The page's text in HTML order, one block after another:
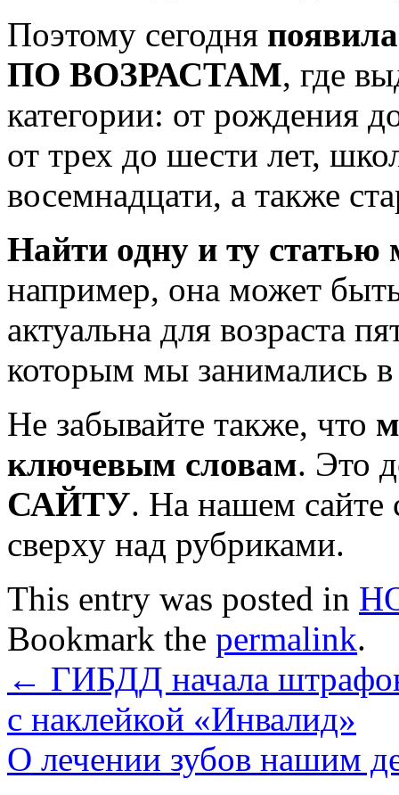
Поэтому сегодня
ПО ВОЗРАСТАМ, где
категории: от рождения
от трех до шести лет,
восемнадцати, а также
Найти одну и ту
например, она может
актуальна для возраста
которым мы занимались в
Не забывайте также, что
ключевым словам. Это
САЙТУ. На нашем сайте
сверху над рубриками.
This entry was posted in
Bookmark the permalink.
← ГИБДД начала
с наклейкой «Инвалид»
О лечении зубов нашим